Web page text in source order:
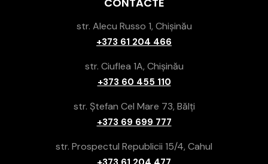
str. Alecu Russo 1, Chișinău
+373 61 204 466
str. Ciuflea 1A, Chișinău
+373 60 455 110
str. Ștefan Cel Mare 73, Bălți
+373 69 699 777
str. Prospectul Republicii 15/4, Cahul